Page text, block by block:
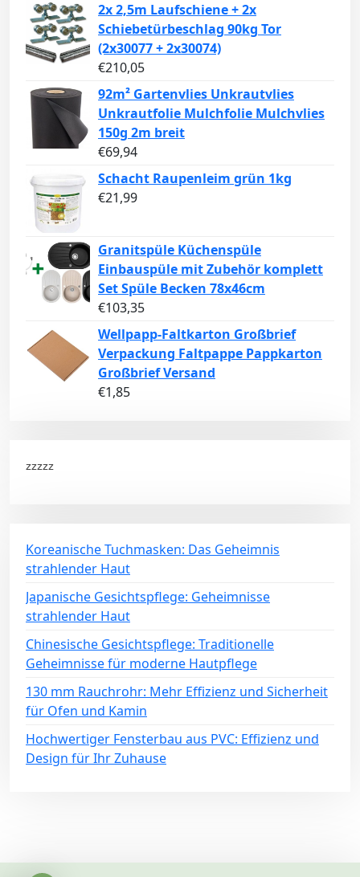
2x 2,5m Laufschiene + 2x
Schiebetürbeschlag 90kg Tor
(2x30077 + 2x30074)
€210,05
92m² Gartenvlies Unkrautvlies
Unkrautfolie Mulchfolie Mulchvlies
150g 2m breit
€69,94
Schacht Raupenleim grün 1kg
€21,99
Granitspüle Küchenspüle
Einbauspüle mit Zubehör komplett
Set Spüle Becken 78x46cm
€103,35
Wellpapp-Faltkarton Großbrief
Verpackung Faltpappe Pappkarton
Großbrief Versand
€1,85
zzzzz
Koreanische Tuchmasken: Das Geheimnis
strahlender Haut
Japanische Gesichtspflege: Geheimnisse
strahlender Haut
Chinesische Gesichtspflege: Traditionelle
Geheimnisse für moderne Hautpflege
130 mm Rauchrohr: Mehr Effizienz und Sicherheit
für Ofen und Kamin
Hochwertiger Fensterbau aus PVC: Effizienz und
Design für Ihr Zuhause